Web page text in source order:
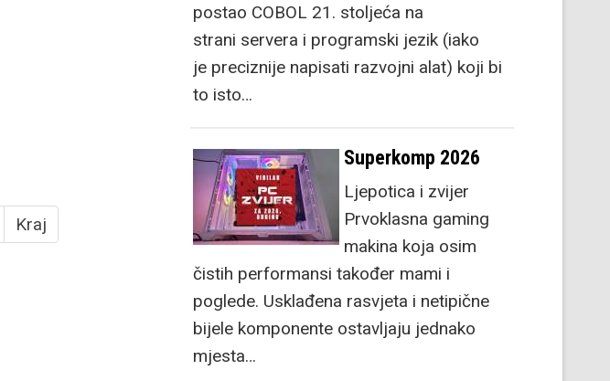
Kraj
postao COBOL 21. stoljeća na
strani servera i programski jezik (iako
je preciznije napisati razvojni alat) koji bi
to isto…
Superkomp 2026
Ljepotica i zvijer
Prvoklasna gaming
makina koja osim
čistih performansi također mami i
poglede. Usklađena rasvjeta i netipične
bijele komponente ostavljaju jednako
mjesta…